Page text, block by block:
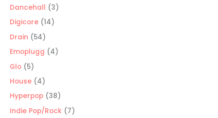
productos
Dancehall 33
Digicore 1414
Drain 5454
productos
Emoplugg 44
Glo 55
productos
House 44
productos
Hyperpop 3838
productos
Indie Pop/Rock 77